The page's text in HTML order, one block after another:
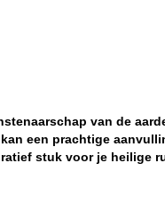
van de
een prachtige
stuk voor je heilige